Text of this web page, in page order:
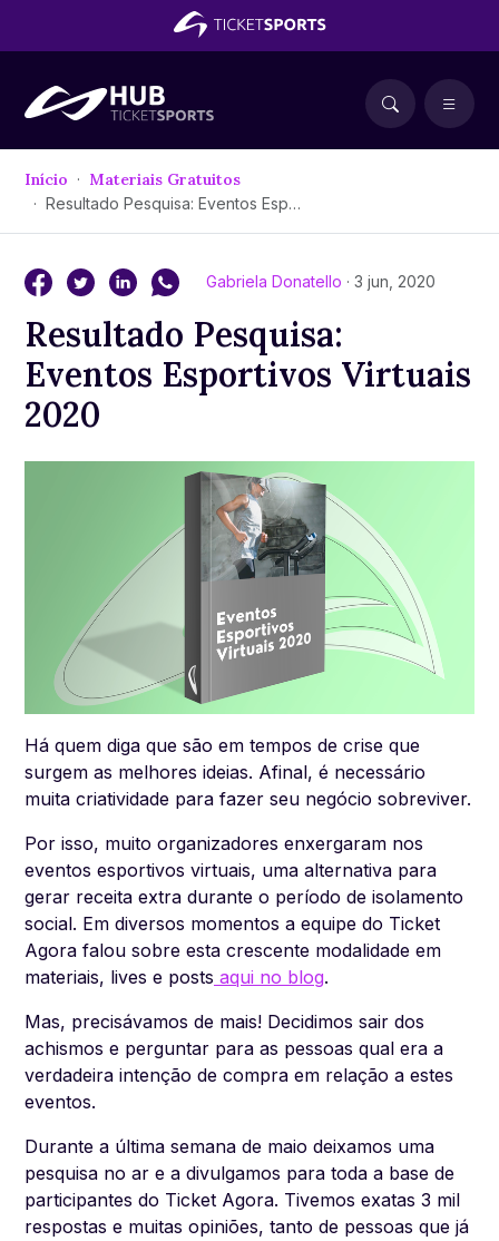
Início Materiais Gratuitos
Resultado Pesquisa: Eventos Esportivos Virtuais 2020
Gabriela Donatello · 3 jun, 2020
Resultado Pesquisa:
Eventos Esportivos Virtuais
2020
Há quem diga que são em tempos de crise que
surgem as melhores ideias. Afinal, é necessário
muita criatividade para fazer seu negócio sobreviver.
Por isso, muito organizadores enxergaram nos
eventos esportivos virtuais, uma alternativa para
gerar receita extra durante o período de isolamento
social. Em diversos momentos a equipe do Ticket
Agora falou sobre esta crescente modalidade em
materiais, lives e posts aqui no blog.
Mas, precisávamos de mais! Decidimos sair dos
achismos e perguntar para as pessoas qual era a
verdadeira intenção de compra em relação a estes
eventos.
Durante a última semana de maio deixamos uma
pesquisa no ar e a divulgamos para toda a base de
participantes do Ticket Agora. Tivemos exatas 3 mil
respostas e muitas opiniões, tanto de pessoas que já